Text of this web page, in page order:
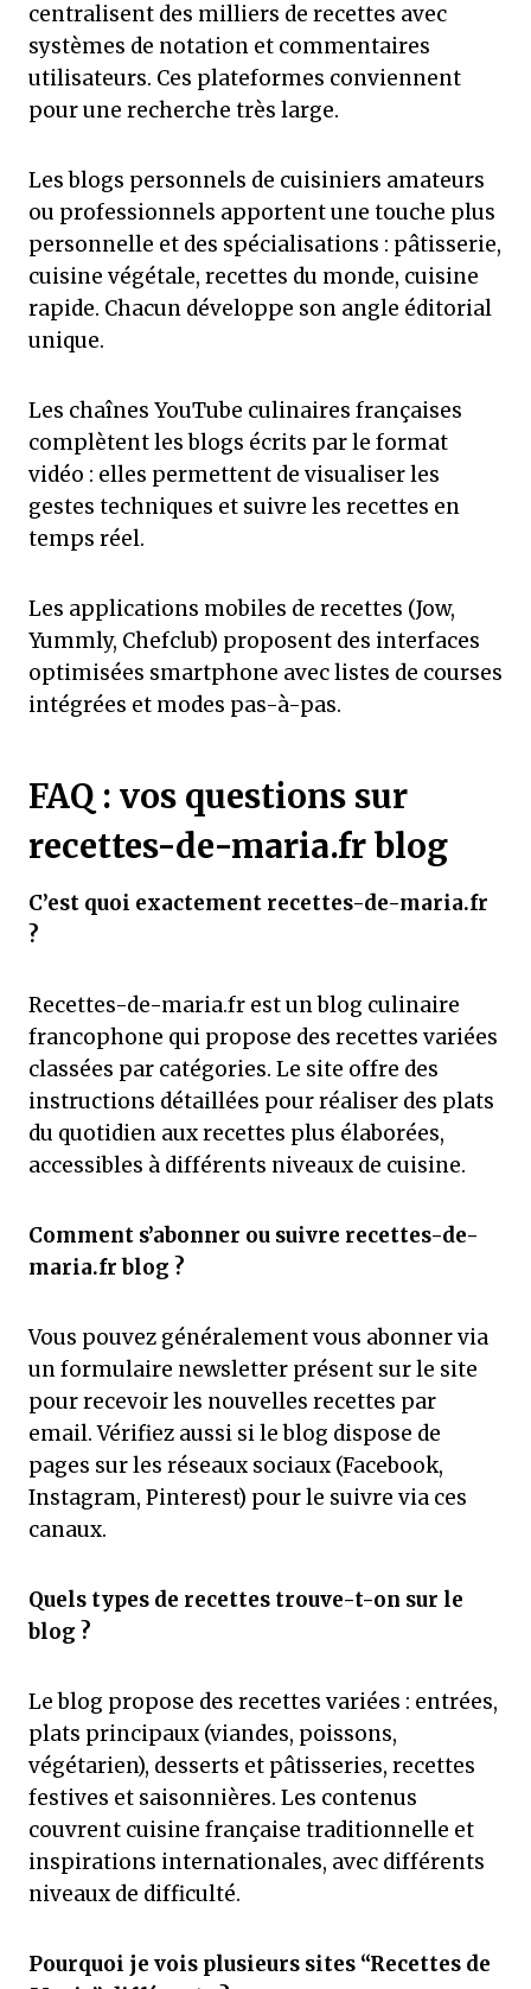
centralisent des milliers de recettes avec
systèmes de notation et commentaires
utilisateurs. Ces plateformes conviennent
pour une recherche très large.
Les blogs personnels de cuisiniers amateurs
ou professionnels apportent une touche plus
personnelle et des spécialisations : pâtisserie,
cuisine végétale, recettes du monde, cuisine
rapide. Chacun développe son angle éditorial
unique.
Les chaînes YouTube culinaires françaises
complètent les blogs écrits par le format
vidéo : elles permettent de visualiser les
gestes techniques et suivre les recettes en
temps réel.
Les applications mobiles de recettes (Jow,
Yummly, Chefclub) proposent des interfaces
optimisées smartphone avec listes de courses
intégrées et modes pas-à-pas.
FAQ : vos questions sur
recettes-de-maria.fr blog
C’est quoi exactement recettes-de-maria.fr
?
Recettes-de-maria.fr est un blog culinaire
francophone qui propose des recettes variées
classées par catégories. Le site offre des
instructions détaillées pour réaliser des plats
du quotidien aux recettes plus élaborées,
accessibles à différents niveaux de cuisine.
Comment s’abonner ou suivre recettes-de-
maria.fr blog ?
Vous pouvez généralement vous abonner via
un formulaire newsletter présent sur le site
pour recevoir les nouvelles recettes par
email. Vérifiez aussi si le blog dispose de
pages sur les réseaux sociaux (Facebook,
Instagram, Pinterest) pour le suivre via ces
canaux.
Quels types de recettes trouve-t-on sur le
blog ?
Le blog propose des recettes variées : entrées,
plats principaux (viandes, poissons,
végétarien), desserts et pâtisseries, recettes
festives et saisonnières. Les contenus
couvrent cuisine française traditionnelle et
inspirations internationales, avec différents
niveaux de difficulté.
Pourquoi je vois plusieurs sites “Recettes de